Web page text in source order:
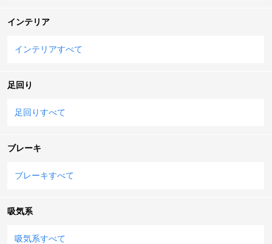
インテリア
インテリアすべて
足回り
足回りすべて
ブレーキ
ブレーキすべて
吸気系
吸気系すべて